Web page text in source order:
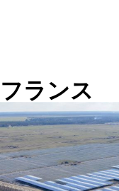
フランス